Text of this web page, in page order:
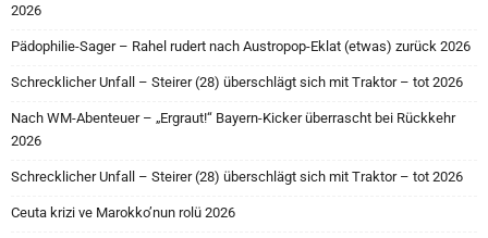
2026
Pädophilie-Sager – Rahel rudert nach Austropop-Eklat (etwas) zurück 2026
Schrecklicher Unfall – Steirer (28) überschlägt sich mit Traktor – tot 2026
Nach WM-Abenteuer – „Ergraut!“ Bayern-Kicker überrascht bei Rückkehr
2026
Schrecklicher Unfall – Steirer (28) überschlägt sich mit Traktor – tot 2026
Ceuta krizi ve Marokko’nun rolü 2026